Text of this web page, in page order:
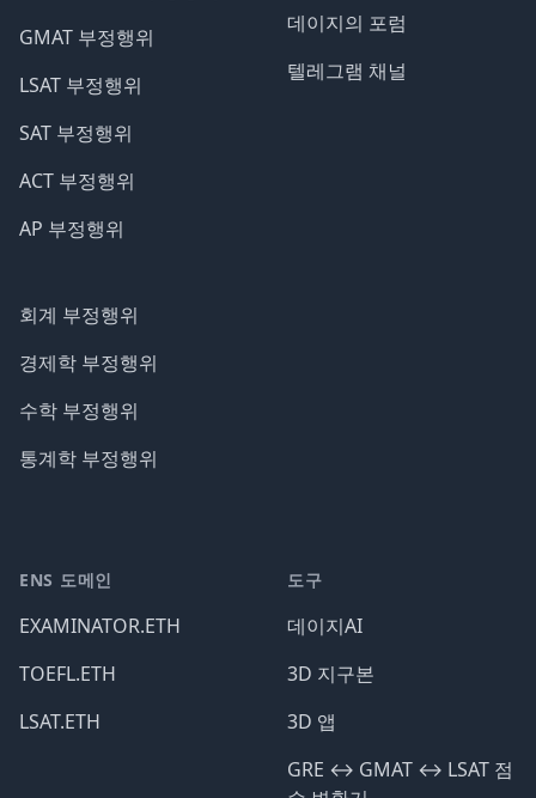
GMAT 부정행위
LSAT 부정행위
SAT 부정행위
ACT 부정행위
AP 부정행위
회계 부정행위
경제학 부정행위
수학 부정행위
통계학 부정행위
데이지의 포럼
텔레그램 채널
ENS 도메인
EXAMINATOR.ETH
TOEFL.ETH
LSAT.ETH
도구
데이지AI
3D 지구본
3D 앱
GRE ↔️ GMAT ↔️ LSAT 점